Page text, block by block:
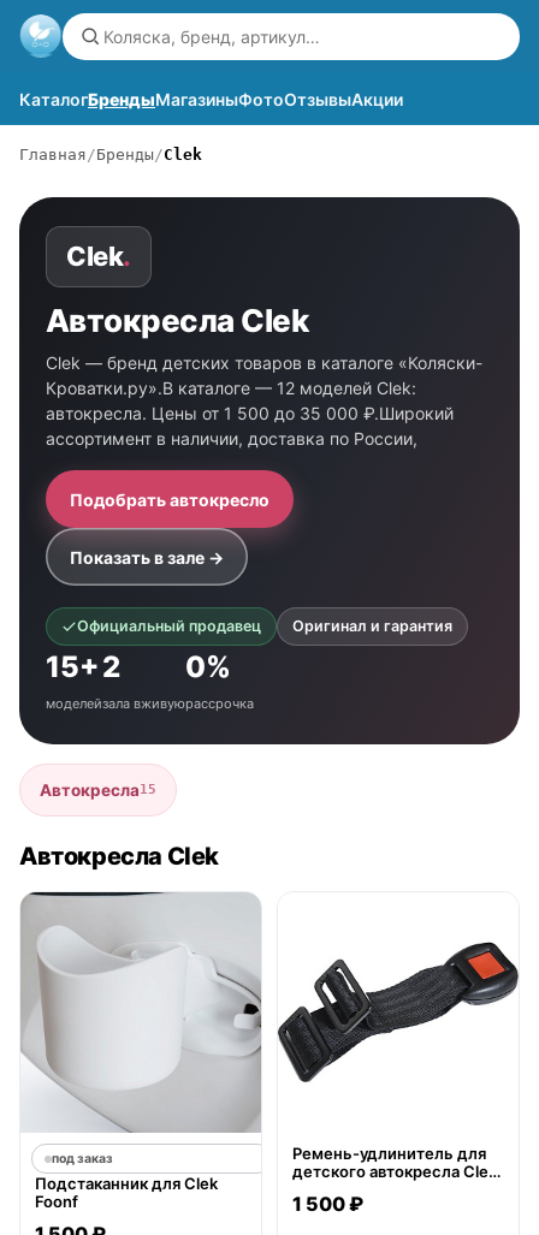
КаталогБрендыМагазиныФотоОтзывыАкции
Главная Бренды Clek
Clek.
Автокресла Clek
Clek — бренд детских товаров в каталоге «Коляски-
Кроватки.ру».В каталоге — 12 моделей Clek:
автокресла. Цены от 1 500 до 35 000 ₽.Широкий
ассортимент в наличии, доставка по России,
Подобрать автокресло
Показать в зале →
Официальный продавец Оригинал и гарантия
15+
моделей
2
зала вживую
0%
рассрочка
Автокресла15
Автокресла Clek
под заказ
Подстаканник для Clek
Foonf
Ремень-удлинитель для
детского автокресла Clek
Crotch Strap
1 500 ₽